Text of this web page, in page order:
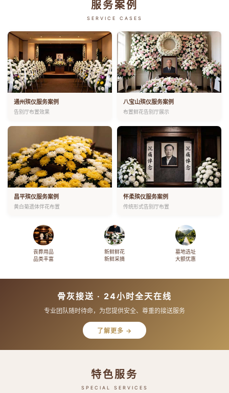
服务案例
SERVICE CASES
通州殡仪服务案例
告别厅布置效果
八宝山殡仪服务案例
布置鲜花告别厅展示
昌平殡仪服务案例
黄白菊遗体伴花布置
怀柔殡仪服务案例
传统形式告别厅布置
丧葬用品
品类丰富
新鲜鲜花
新鲜采摘
墓地选址
大额优惠
骨灰接送 · 24小时全天在线
专业团队随时待命，为您提供安全、尊重的接送服务
了解更多 →
特色服务
SPECIAL SERVICES